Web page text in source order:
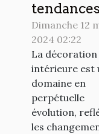
matière
décoration
intérieure
pour 2024
Dimanche 12
2024 02:22
La décoration
intérieure est
domaine en
perpétuelle
évolution,
les